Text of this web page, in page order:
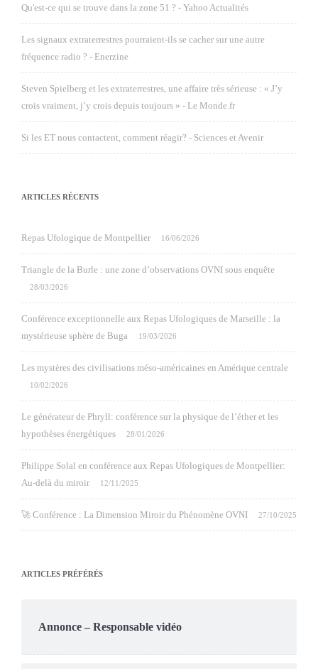
Qu'est-ce qui se trouve dans la zone 51 ? - Yahoo Actualités
Les signaux extraterrestres pourraient-ils se cacher sur une autre
fréquence radio ? - Enerzine
Steven Spielberg et les extraterrestres, une affaire très sérieuse : « J’y
crois vraiment, j’y crois depuis toujours » - Le Monde.fr
Si les ET nous contactent, comment réagir? - Sciences et Avenir
ARTICLES RÉCENTS
Repas Ufologique de Montpellier 16/06/2026
Triangle de la Burle : une zone d’observations OVNI sous enquête
28/03/2026
Conférence exceptionnelle aux Repas Ufologiques de Marseille : la
mystérieuse sphère de Buga
19/03/2026
Les mystères des civilisations méso-américaines en Amérique centrale
10/02/2026
Le générateur de Phryll: conférence sur la physique de l’éther et les
hypothèses énergétiques
28/01/2026
Philippe Solal en conférence aux Repas Ufologiques de Montpellier:
Au-delà du miroir
12/11/2025
🚀 Conférence : La Dimension Miroir du Phénomène OVNI 27/10/2025
ARTICLES PRÉFÉRÉS
Annonce – Responsable vidéo